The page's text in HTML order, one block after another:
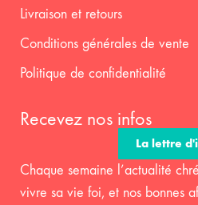
Livraison et retours
Conditions générales de vente
Politique de confidentialité
Recevez nos infos
La lettre
Chaque semaine l’actualité
vivre sa vie foi, et nos bonnes